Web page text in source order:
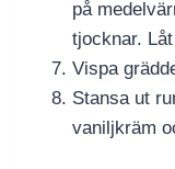
på
tjocknar.
Vispa
Stansa ut
vaniljkräm